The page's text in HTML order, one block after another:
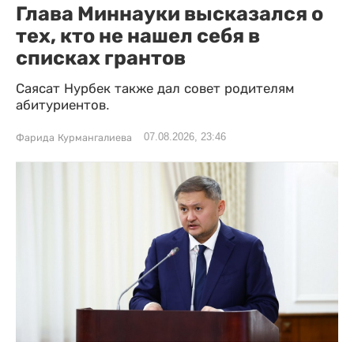
Глава Миннауки высказался о
тех, кто не нашел себя в
списках грантов
Саясат Нурбек также дал совет родителям
абитуриентов.
Фарида Курмангалиева 07.08.2026, 23:46